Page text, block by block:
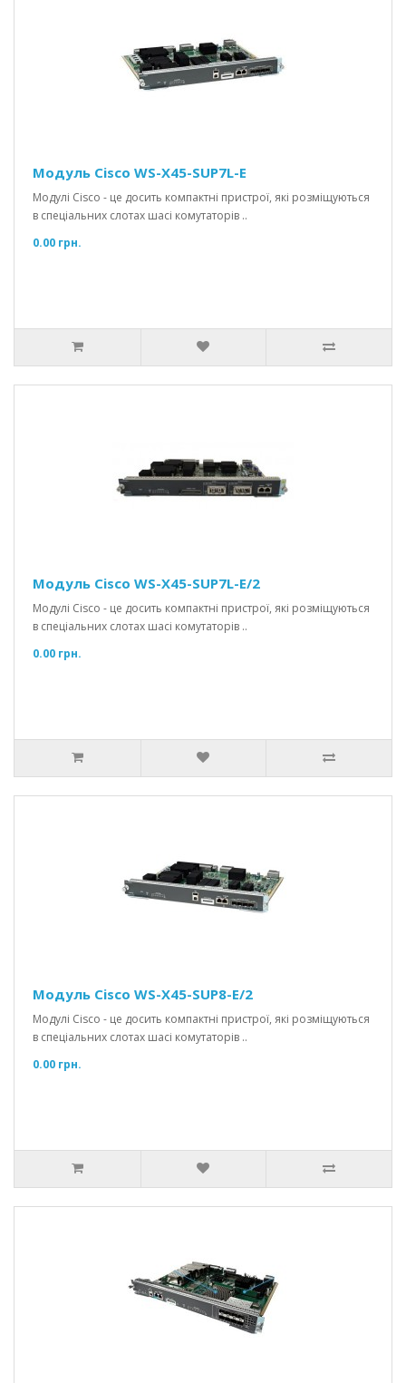
Модуль Cisco WS-X45-SUP7L-E
Модулі Cisco - це досить компактні пристрої, які розміщуються
в спеціальних слотах шасі комутаторів ..
0.00 грн.
Модуль Cisco WS-X45-SUP7L-E/2
Модулі Cisco - це досить компактні пристрої, які розміщуються
в спеціальних слотах шасі комутаторів ..
0.00 грн.
Модуль Cisco WS-X45-SUP8-E/2
Модулі Cisco - це досить компактні пристрої, які розміщуються
в спеціальних слотах шасі комутаторів ..
0.00 грн.